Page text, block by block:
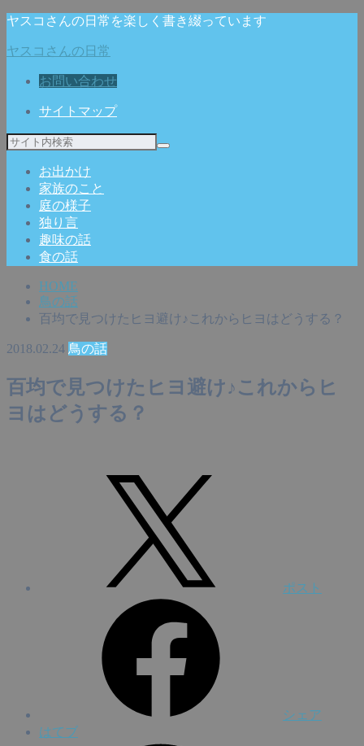
ヤスコさんの日常を楽しく書き綴っています
ヤスコさんの日常
お問い合わせ
サイトマップ
お出かけ
家族のこと
庭の様子
独り言
趣味の話
食の話
HOME
鳥の話
百均で見つけたヒヨ避け♪これからヒヨはどうする？
2018.02.24 鳥の話
百均で見つけたヒヨ避け♪これからヒ
ヨはどうする？
ポスト
シェア
はてブ